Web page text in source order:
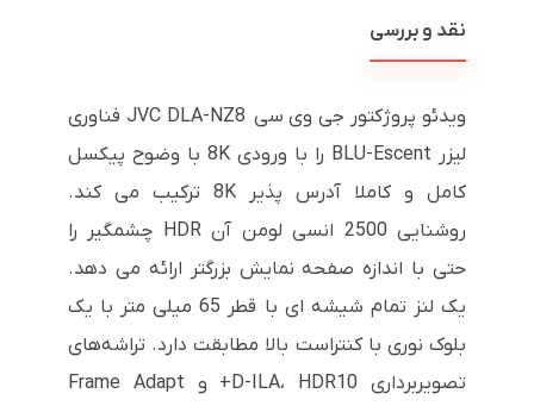
نقد و بررسی
ویدئو پروژکتور جی وی سی JVC DLA-NZ8 فناوری
لیزر BLU-Escent را با ورودی 8K با وضوح پیکسل
کامل و کاملا آدرس پذیر 8K ترکیب می کند.
روشنایی 2500 انسی لومن آن HDR چشمگیر را
حتی با اندازه صفحه نمایش بزرگتر ارائه می دهد.
یک لنز تمام شیشه ای با قطر 65 میلی متر با یک
بلوک نوری با کنتراست بالا مطابقت دارد. تراشه‌های
تصویربرداری D-ILA، HDR10+ و Frame Adapt